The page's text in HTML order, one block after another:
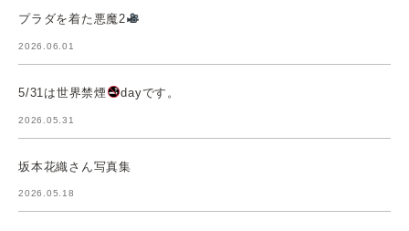
プラダを着た悪魔2
2026.06.01
5/31は世界禁煙 dayです。
2026.05.31
坂本花織さん写真集
2026.05.18